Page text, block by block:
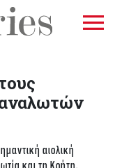
αιολική
και τη Κρήτη.